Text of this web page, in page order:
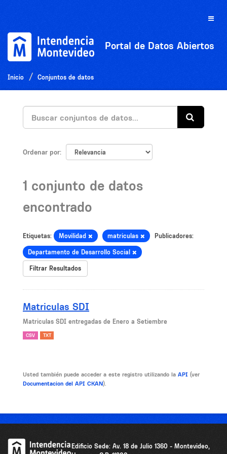
Toggle
Portal de Datos Abiertos
Inicio Conjuntos de datos
Ordenar por
1 conjunto de datos
encontrado
Etiquetas: Movilidad matriculas Publicadores:
Departamento de Desarrollo Social
Filtrar Resultados
Matriculas SDI
Matriculas SDI entregadas de Enero a Setiembre
CSV TXT
Usted también puede acceder a este registro utilizando la API (ver
Documentacion del API CKAN).
Edificio Sede: Av. 18 de Julio 1360 - Montevideo,